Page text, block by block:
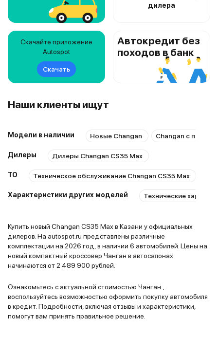
дилера
Скачайте приложение
Autospot
Скачать
Автокредит без
походов в банк
Наши клиенты ищут
Модели в наличии Новые Changan Changan с
Дилеры Дилеры Changan CS35 Max
ТО Техническое обслуживание Changan CS35 Max
Характеристики других моделей Технические
Купить новый Changan CS35 Max в Казани у официальных
дилеров. На autospot.ru представлены различные
комплектации на 2026 год, в наличии 6 автомобилей. Цены на
новый компактный кроссовер Чанган в автосалонах
начинаются от 2 489 900 рублей.
Ознакомьтесь с актуальной стоимостью Чанган ,
воспользуйтесь возможностью оформить покупку автомобиля
в кредит. Подробности, включая отзывы и характеристики,
помогут вам принять правильное решение.